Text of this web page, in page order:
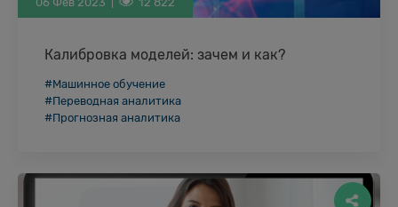
Калибровка моделей: зачем и как?
Медицинская прогнозная аналитика на основе
большого количества данных, использующая
алгоритмы машинного обучения или
#Машинное обучение
#Переводная аналитика
#Прогнозная аналитика